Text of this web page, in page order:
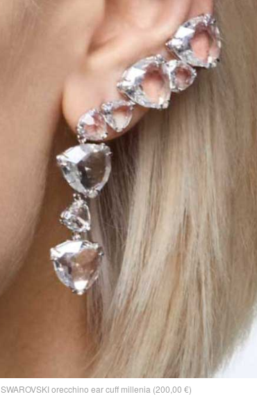
SWAROVSKI orecchino ear cuff millenia (200,00 €)